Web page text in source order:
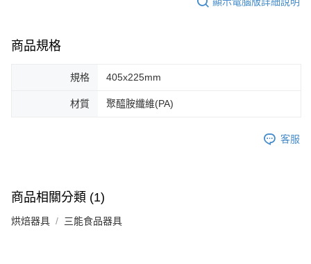
商品規格
規格 405x225mm
材質 聚醯胺纖維(PA)
客服
商品相關分類 (1)
烘焙器具 三能食品器具